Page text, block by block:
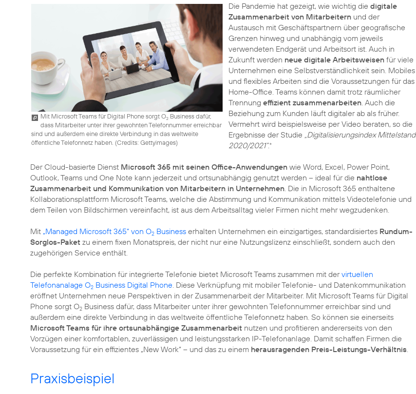
Mit Microsoft Teams für Digital Phone sorgt O2 Business dafür,
dass Mitarbeiter unter ihrer gewohnten Telefonnummer erreichbar
sind und außerdem eine direkte Verbindung in das weltweite
öffentliche Telefonnetz haben. (Credits: Gettyimages)
Die Pandemie hat gezeigt, wie wichtig die digitale
Zusammenarbeit von Mitarbeiternund der
Austausch mit Geschäftspartnern über geografische
Grenzen hinweg und unabhängig vom jeweils
verwendeten Endgerät und Arbeitsort ist. Auch in
Zukunft werden neue digitale Arbeitsweisenfür viele
Unternehmen eine Selbstverständlichkeit sein. Mobiles
und flexibles Arbeiten sind die Voraussetzungen für das
Home-Office. Teams können damit trotz räumlicher
Trennung effizient zusammenarbeiten. Auch die
Beziehung zum Kunden läuft digitaler ab als früher.
Vermehrt wird beispielsweise per Video beraten, so die
Ergebnisse der Studie „Digitalisierungsindex Mittelstand
2020/2021“.*
Der Cloud-basierte Dienst Microsoft 365 mit seinen Office-Anwendungen wie Word, Excel, Power Point,
Outlook, Teams und One Note kann jederzeit und ortsunabhängig genutzt werden – ideal für die nahtlose
Zusammenarbeit und Kommunikation von Mitarbeitern in Unternehmen . Die in Microsoft 365 enthaltene
Kollaborationsplattform Microsoft Teams, welche die Abstimmung und Kommunikation mittels Videotelefonie und
dem Teilen von Bildschirmen vereinfacht, ist aus dem Arbeitsalltag vieler Firmen nicht mehr wegzudenken.
Mit „Managed Microsoft 365“ von O2 Business erhalten Unternehmen ein einzigartiges, standardisiertes Rundum-
Sorglos-Paket zu einem fixen Monatspreis, der nicht nur eine Nutzungslizenz einschließt, sondern auch den
zugehörigen Service enthält.
Die perfekte Kombination für integrierte Telefonie bietet Microsoft Teams zusammen mit dervirtuellen
Telefonanalage O2 Business Digital Phone . Diese Verknüpfung mit mobiler Telefonie- und Datenkommunikation
eröffnet Unternehmen neue Perspektiven in der Zusammenarbeit der Mitarbeiter. Mit Microsoft Teams für Digital
Phone sorgt O2 Business dafür, dass Mitarbeiter unter ihrer gewohnten Telefonnummer erreichbar sind und
außerdem eine direkte Verbindung in das weltweite öffentliche Telefonnetz haben. So können sie einerseits
Microsoft Teams für ihre ortsunabhängige Zusammenarbeit nutzen und profitieren andererseits von den
Vorzügen einer komfortablen, zuverlässigen und leistungsstarken IP-Telefonanlage. Damit schaffen Firmen die
Voraussetzung für ein effizientes „New Work“ – und das zu einem herausragenden Preis-Leistungs-Verhältnis
Praxisbeispiel